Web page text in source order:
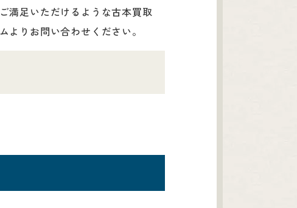
満足いただけるような古本買取
りお問い合わせください。